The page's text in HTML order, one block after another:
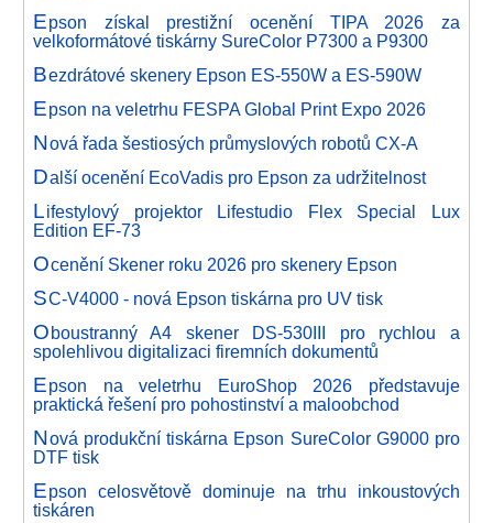
Epson získal prestižní ocenění TIPA 2026 za
velkoformátové tiskárny SureColor P7300 a P9300
Bezdrátové skenery Epson ES-550W a ES-590W
Epson na veletrhu FESPA Global Print Expo 2026
Nová řada šestiosých průmyslových robotů CX-A
Další ocenění EcoVadis pro Epson za udržitelnost
Lifestylový projektor Lifestudio Flex Special Lux
Edition EF-73
Ocenění Skener roku 2026 pro skenery Epson
SC-V4000 - nová Epson tiskárna pro UV tisk
O boustranný A4 skener DS-530III pro rychlou a
spolehlivou digitalizaci firemních dokumentů
Epson na veletrhu EuroShop 2026 představuje
praktická řešení pro pohostinství a maloobchod
Nová produkční tiskárna Epson SureColor G9000 pro
DTF tisk
Epson celosvětově dominuje na trhu inkoustových
tiskáren